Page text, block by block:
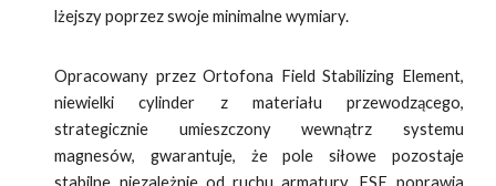
lżejszy poprzez swoje minimalne wymiary.
Opracowany przez Ortofona Field Stabilizing Element,
niewielki cylinder z materiału przewodzącego,
strategicznie umieszczony wewnątrz systemu
magnesów, gwarantuje, że pole siłowe pozostaje
stabilne niezależnie od ruchu armatury. FSE poprawia